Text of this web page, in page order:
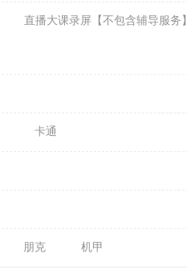
直播大课录屏【不包含辅导服务】
卡通
朋克 机甲